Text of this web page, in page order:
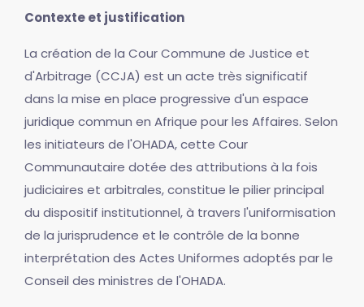
Contexte et justification
La création de la Cour Commune de Justice et
d'Arbitrage (CCJA) est un acte très significatif
dans la mise en place progressive d'un espace
juridique commun en Afrique pour les Affaires. Selon
les initiateurs de l'OHADA, cette Cour
Communautaire dotée des attributions à la fois
judiciaires et arbitrales, constitue le pilier principal
du dispositif institutionnel, à travers l'uniformisation
de la jurisprudence et le contrôle de la bonne
interprétation des Actes Uniformes adoptés par le
Conseil des ministres de l'OHADA.